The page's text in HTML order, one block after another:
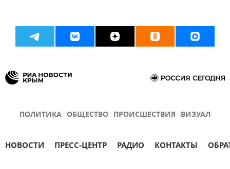
ПОЛИТИКА ОБЩЕСТВО ПРОИСШЕСТВИЯ ВИЗУАЛ
НОВОСТИ ПРЕСС-ЦЕНТР РАДИО КОНТАКТЫ